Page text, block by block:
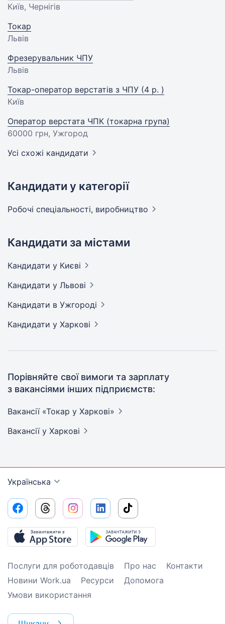
Київ, Чернігів
Токар
Львів
Фрезерувальник ЧПУ
Львів
Токар-оператор верстатів з ЧПУ (4 р. )
Київ
Оператор верстата ЧПК (токарна група)
60000 грн, Ужгород
Усі схожі кандидати
Кандидати у категорії
Робочі спеціальності, виробництво
Кандидати за містами
Кандидати у Києві
Кандидати у Львові
Кандидати в Ужгороді
Кандидати у Харкові
Порівняйте свої вимоги та зарплату
з вакансіями інших підприємств:
Вакансії «Токар у Харкові»
Вакансії у Харкові
Українська
Послуги для роботодавців Про нас
Контакти
Новини Work.ua
Ресурси
Допомога
Умови використання